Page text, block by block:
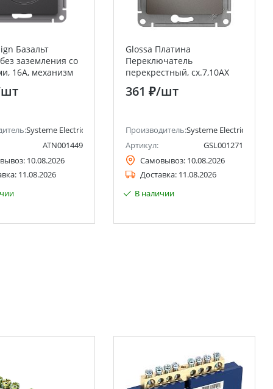
Базальт
заземления со
16А, механизм
Systeme Electric (ранее Schneider Electric)
ATN001449
10.08.2026
11.08.2026
Glossa Платина
Переключатель
перекрестный, сх.7,10AX
Systeme Electric (Schneider
Electric)
361 ₽/шт
Производитель:Systeme Electric
Артикул:
GSL001271
Самовывоз: 10.08.2026
Доставка: 11.08.2026
В наличии